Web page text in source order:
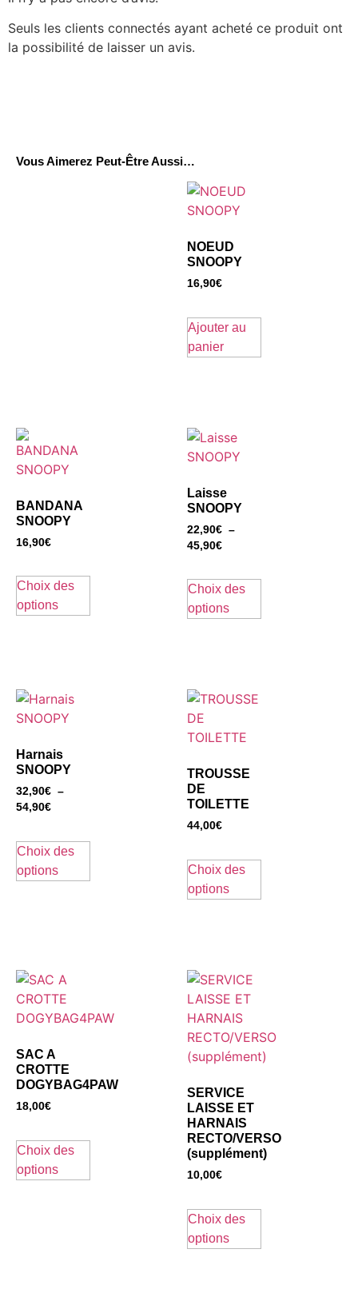
Seuls les clients connectés ayant acheté ce produit ont
la possibilité de laisser un avis.
Vous Aimerez Peut-Être Aussi…
NOEUD
SNOOPY
16,90€
Ajouter au
panier
BANDANA
SNOOPY
16,90€
Choix des
options
Laisse
SNOOPY
22,90€ –
45,90€
Choix des
options
Harnais
SNOOPY
32,90€ –
54,90€
Choix des
options
TROUSSE
DE
TOILETTE
44,00€
Choix des
options
SAC A
CROTTE
DOGYBAG4PAW
18,00€
Choix des
options
SERVICE
LAISSE ET
HARNAIS
RECTO/VERSO
(supplément)
10,00€
Choix des
options